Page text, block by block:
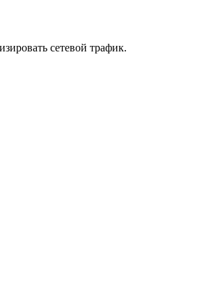
сетевой трафик.